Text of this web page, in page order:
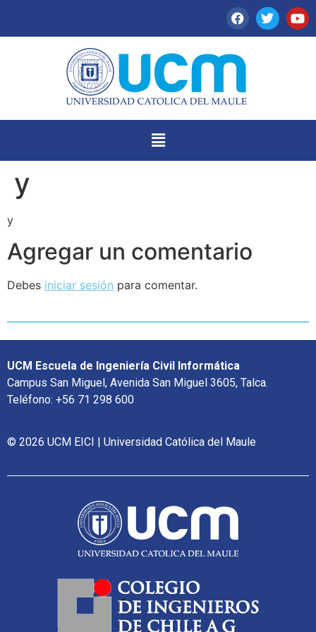
y
y
Agregar un comentario
Debes iniciar sesión para comentar.
UCM Escuela de Ingeniería Civil Informática
Campus San Miguel, Avenida San Miguel 3605, Talca.
Teléfono: +56 71 298 600
© 2026 UCM EICI | Universidad Católica del Maule